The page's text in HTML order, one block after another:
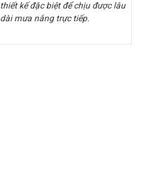
thiết kế đặc biệt để chịu được lâu
dài mưa nắng trực tiếp.